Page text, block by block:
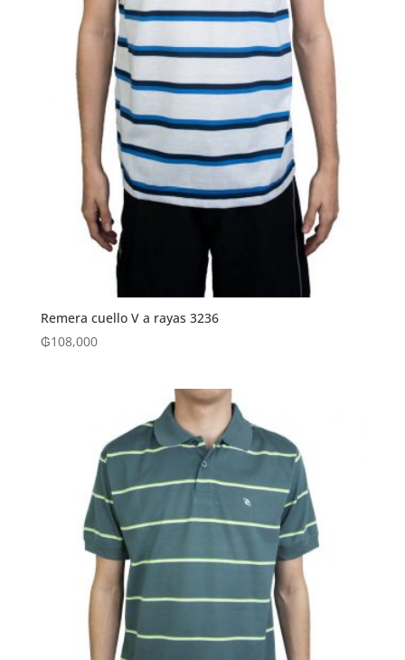
Remera cuello V a rayas 3236
₲108,000